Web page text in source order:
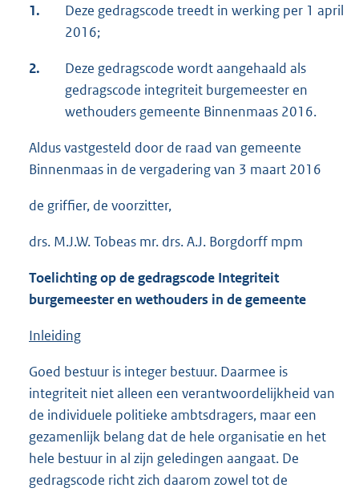
1.
Deze gedragscode treedt in werking per 1 april
2016;
2.
Deze gedragscode wordt aangehaald als
gedragscode integriteit burgemeester en
wethouders gemeente Binnenmaas 2016.
Aldus vastgesteld door de raad van gemeente
Binnenmaas in de vergadering van 3 maart 2016
de griffier, de voorzitter,
drs. M.J.W. Tobeas mr. drs. A.J. Borgdorff mpm
Toelichting op de gedragscode Integriteit
burgemeester en wethouders in de gemeente
Inleiding
Goed bestuur is integer bestuur. Daarmee is
integriteit niet alleen een verantwoordelijkheid van
de individuele politieke ambtsdragers, maar een
gezamenlijk belang dat de hele organisatie en het
hele bestuur in al zijn geledingen aangaat. De
gedragscode richt zich daarom zowel tot de